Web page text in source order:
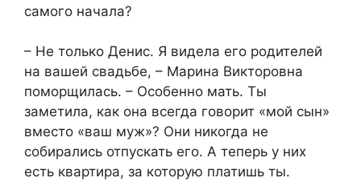
самого начала?
– Не только Денис. Я видела его родителей
на вашей свадьбе, – Марина Викторовна
поморщилась. – Особенно мать. Ты
заметила, как она всегда говорит «мой сын»
вместо «ваш муж»? Они никогда не
собирались отпускать его. А теперь у них
есть квартира, за которую платишь ты.